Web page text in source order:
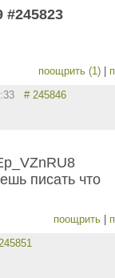
#245823
поощрить (1)
# 245846
писать что
поощрить